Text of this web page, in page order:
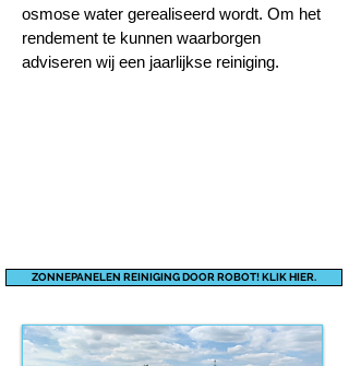
osmose water gerealiseerd wordt. Om het
rendement te kunnen waarborgen
adviseren wij een jaarlijkse reiniging.
ZONNEPANELEN REINIGING DOOR ROBOT! KLIK HIER.